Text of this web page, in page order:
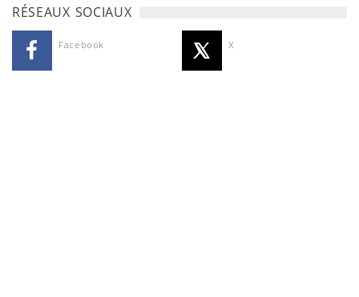
RÉSEAUX SOCIAUX
Facebook X